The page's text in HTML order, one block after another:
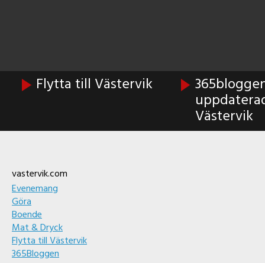
Flytta till Västervik
Västervik
Footer
vastervik.com
Evenemang
Göra
Boende
Mat & Dryck
Flytta till Västervik
365Bloggen